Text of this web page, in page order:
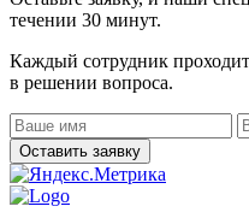
течении 30 минут.
Каждый сотрудник
в решении вопроса.